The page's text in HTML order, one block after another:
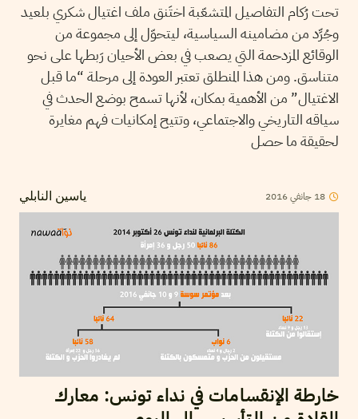
تحت رُكام التفاصيل المتشعّبة اختَنق ملف اغتيال شكري بلعيد
وجُرِّد من مضامينه السياسية، ليتحوّل إلى مجموعة من
الوقائع المزدحمة التي يصعب في بعض الأحيان رَبطها على نحو
متناسق. ومن هذا المنطلق تعتبر العودة إلى مرحلة “ما قبل
الاغتيال” من الأهمية بمكان، لأنها تسمح بوضع الحدث في
سياقه التاريخي والاجتماعي، وتتيح إمكانيات فهم مغايرة
لحقيقة ما حصل
ياسين النابلي 18 جانفي2016
خارطة الإنقسامات في نداء تونس: معارك